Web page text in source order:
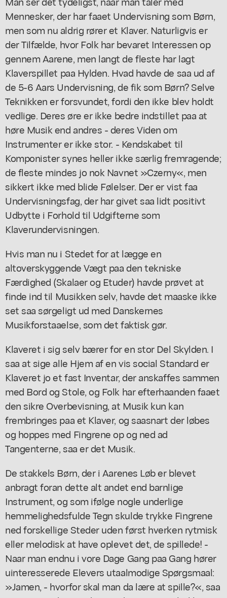
Mennesker, der har faaet Undervisning som Børn,
men som nu aldrig rører et Klaver. Naturligvis er
der Tilfælde, hvor Folk har bevaret Interessen op
gennem Aarene, men langt de fleste har lagt
Klaverspillet paa Hylden. Hvad havde de saa ud af
de 5-6 Aars Undervisning, de fik som Børn? Selve
Teknikken er forsvundet, fordi den ikke blev holdt
vedlige. Deres øre er ikke bedre indstillet paa at
høre Musik end andres - deres Viden om
Instrumenter er ikke stor. - Kendskabet til
Komponister synes heller ikke særlig fremragende;
de fleste mindes jo nok Navnet »Czerny«, men
sikkert ikke med blide Følelser. Der er vist faa
Undervisningsfag, der har givet saa lidt positivt
Udbytte i Forhold til Udgifterne som
Klaverundervisningen.
Hvis man nu i Stedet for at lægge en
altoverskyggende Vægt paa den tekniske
Færdighed (Skalaer og Etuder) havde prøvet at
finde ind til Musikken selv, havde det maaske ikke
set saa sørgeligt ud med Danskernes
Musikforstaaelse, som det faktisk gør.
Klaveret i sig selv bærer for en stor Del Skylden. I
saa at sige alle Hjem af en vis social Standard er
Klaveret jo et fast Inventar, der anskaffes sammen
med Bord og Stole, og Folk har efterhaanden faaet
den sikre Overbevisning, at Musik kun kan
frembringes paa et Klaver, og saasnart der løbes
og hoppes med Fingrene op og ned ad
Tangenterne, saa er det Musik.
De stakkels Børn, der i Aarenes Løb er blevet
anbragt foran dette alt andet end barnlige
Instrument, og som ifølge nogle underlige
hemmelighedsfulde Tegn skulde trykke Fingrene
ned forskellige Steder uden først hverken rytmisk
eller melodisk at have oplevet det, de spillede! -
Naar man endnu i vore Dage Gang paa Gang hører
uinteresserede Elevers utaalmodige Spørgsmaal:
»Jamen, - hvorfor skal man da lære at spille?«, saa